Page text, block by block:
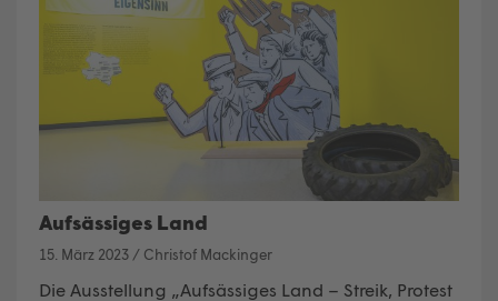
Aufsässiges Land
15. März 2023 / Christof Mackinger
Die Ausstellung „Aufsässiges Land – Streik, Protest